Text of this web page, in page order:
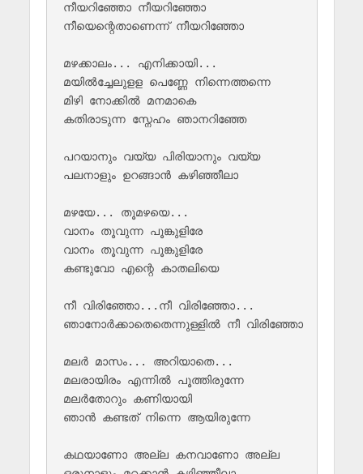
നീയറിഞ്ഞോ നീയറിഞ്ഞോ
നീയെന്റെതാണെന്ന് നീയറിഞ്ഞോ
മഴക്കാലം... എനിക്കായി...
മയിൽച്ചേലുളള പെണ്ണേ നിന്നെത്തന്നെ
മിഴി നോക്കിൽ മനമാകെ
കതിരാടുന്ന സ്നേഹം ഞാനറിഞ്ഞേ
പറയാനും വയ്യ പിരിയാനും വയ്യ
പലനാളും ഉറങ്ങാൻ കഴിഞ്ഞീലാ
മഴയേ... തൂമഴയെ...
വാനം തൂവുന്ന പൂങ്കുളിരേ
വാനം തൂവുന്ന പൂങ്കുളിരേ
കണ്ടുവോ എന്റെ കാതലിയെ
നീ വിരിഞ്ഞോ...നീ വിരിഞ്ഞോ...
ഞാനോർക്കാതെതെന്നുള്ളിൽ നീ വിരിഞ്ഞോ
മലർ മാസം... അറിയാതെ...
മലരായിരം എന്നിൽ പൂത്തിരുന്നേ
മലർതോറും കണിയായി
ഞാൻ കണ്ടത് നിന്നെ ആയിരുന്നേ
കഥയാണോ അല്ല കനവാണോ അല്ല